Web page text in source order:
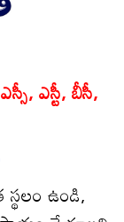
ఎస్టీ, బీసీ,
ఉండి,